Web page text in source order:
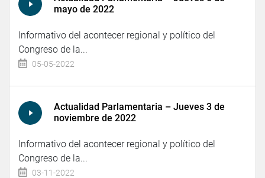
mayo de 2022
Informativo del acontecer regional y político del
Congreso de la...
05-05-2022
Actualidad Parlamentaria – Jueves 3 de
noviembre de 2022
Informativo del acontecer regional y político del
Congreso de la...
03-11-2022